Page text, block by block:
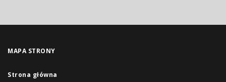
MAPA STRONY
Strona główna